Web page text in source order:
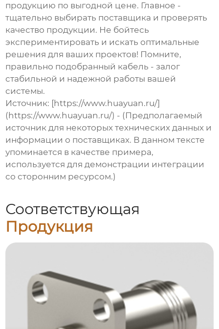
продукцию по выгодной цене. Главное -
тщательно выбирать поставщика и проверять
качество продукции. Не бойтесь
экспериментировать и искать оптимальные
решения для ваших проектов! Помните,
правильно подобранный кабель - залог
стабильной и надежной работы вашей
системы.
Источник: [https://www.huayuan.ru/]
(https://www.huayuan.ru/) - (Предполагаемый
источник для некоторых технических данных и
информации о поставщиках. В данном тексте
упоминается в качестве примера,
используется для демонстрации интеграции
со сторонним ресурсом.)
Соответствующая
Продукция